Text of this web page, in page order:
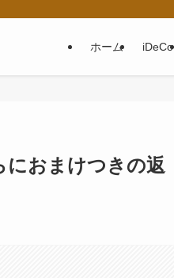
ホーム iDeCo
におまけつきの返